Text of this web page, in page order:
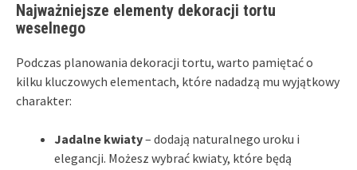
Najważniejsze elementy dekoracji tortu
weselnego
Podczas planowania dekoracji tortu, warto pamiętać o
kilku kluczowych elementach, które nadadzą mu wyjątkowy
charakter:
Jadalne kwiaty– dodają naturalnego uroku i
elegancji. Możesz wybrać kwiaty, które będą